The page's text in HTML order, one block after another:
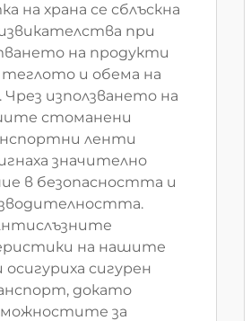
на храна се сблъскна
при
на продукти
теглото и обема на
използването на
стоманени
ленти
значително
в безопасността и
на нашите
сигурен
докато
за